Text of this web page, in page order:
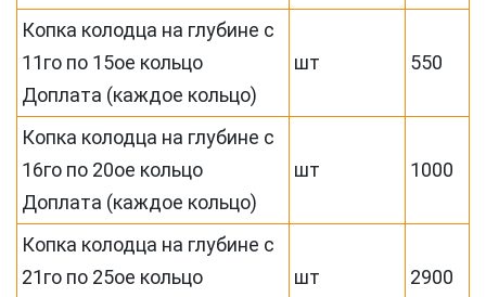
Копка колодца на глубине с
11го по 15ое кольцо
Доплата (каждое кольцо)
шт 550
Копка колодца на глубине с
16го по 20ое кольцо
Доплата (каждое кольцо)
шт 1000
Копка колодца на глубине с
21го по 25ое кольцо
шт 2900